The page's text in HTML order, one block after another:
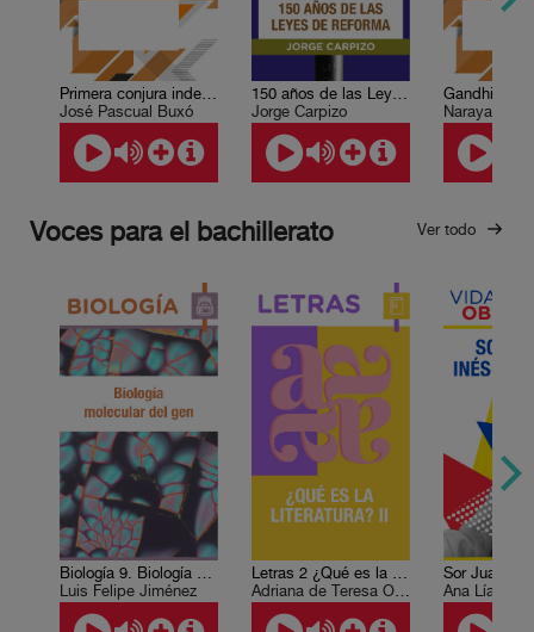
Primera conjura independentista. Verdad histórica y ficción literaria.
José Pascual Buxó
150 años de las Leyes de Reforma
Jorge Carpizo
Narayan
Voces para el bachillerato Ver todo
Biología 9. Biología molecular del gen
Luis Felipe Jiménez
Letras 2 ¿Qué es la literatura? II
Adriana de Teresa Ochoa, Leda Rendón